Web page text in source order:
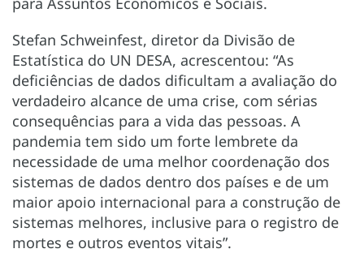
Stefan Schweinfest, diretor da Divisão de
Estatística do UN DESA, acrescentou: “As
deficiências de dados dificultam a avaliação do
verdadeiro alcance de uma crise, com sérias
consequências para a vida das pessoas. A
pandemia tem sido um forte lembrete da
necessidade de uma melhor coordenação dos
sistemas de dados dentro dos países e de um
maior apoio internacional para a construção de
sistemas melhores, inclusive para o registro de
mortes e outros eventos vitais”.